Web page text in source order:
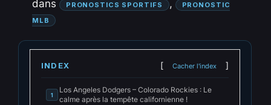
dans PRONOSTICS SPORTIFS ,
PRONOSTIC
MLB
INDEX Cacher l'index
1
Los Angeles Dodgers – Colorado Rockies : Le
calme après la tempête californienne !